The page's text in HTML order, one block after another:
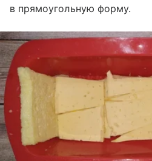
в прямоугольную форму.